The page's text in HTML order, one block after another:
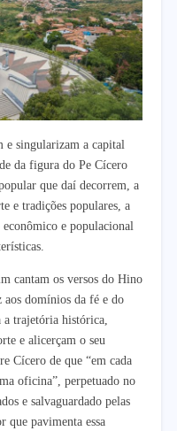
e singularizam a capital
da figura do Pe Cícero
que daí decorrem, a
e tradições populares, a
e populacional
cantam os versos do Hino
domínios da fé e do
trajetória histórica,
e alicerçam o seu
Cícero de que “em cada
oficina”, perpetuado no
e salvaguardado pelas
que pavimenta essa